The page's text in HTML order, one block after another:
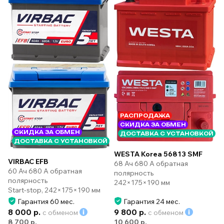
СКИДКА ЗА ОБМЕН
ДОСТАВКА С УСТАНОВКОЙ
VIRBAC EFB
60 Ач 680 А обратная
полярность
Start-stop, 242×175×190 мм
Гарантия 60 мес.
8 000 р. с обменом
8 700 р.
РАСПРОДАЖА
СКИДКА ЗА ОБМЕН
ДОСТАВКА С УСТАНОВКОЙ
WESTA Korea 56813 SMF
68 Ач 680 А обратная
полярность
242×175×190 мм
Гарантия 24 мес.
9 800 р. с обменом
10 600 р.